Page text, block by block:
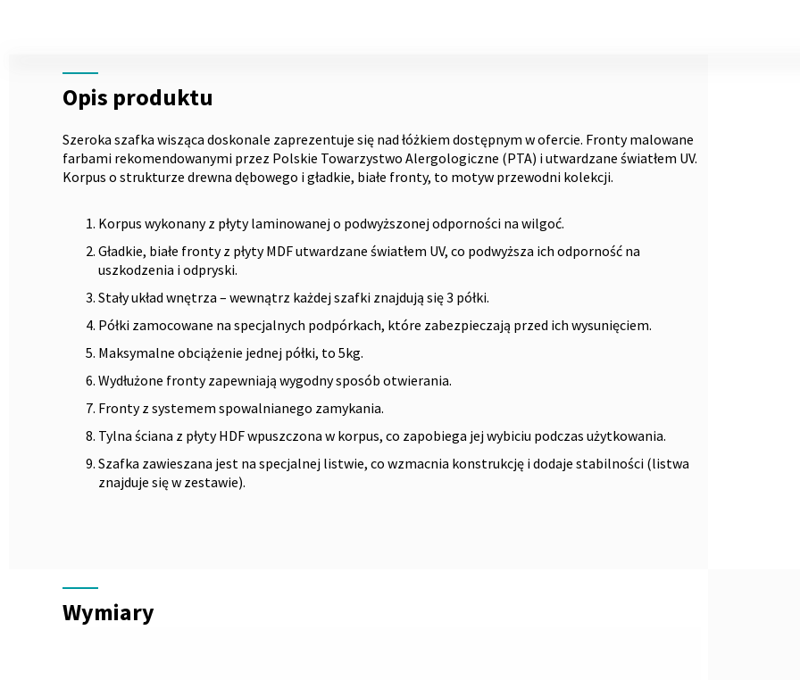
beginning
of
the
images
gallery
Opis produktu
Szeroka szafka wisząca doskonale zaprezentuje się nad łóżkiem dostępnym w ofercie. Fronty malowane
farbami rekomendowanymi przez Polskie Towarzystwo Alergologiczne (PTA) i utwardzane światłem UV.
Korpus o strukturze drewna dębowego i gładkie, białe fronty, to motyw przewodni kolekcji.
Korpus wykonany z płyty laminowanej o podwyższonej odporności na wilgoć.
Gładkie, białe fronty z płyty MDF utwardzane światłem UV, co podwyższa ich odporność na
uszkodzenia i odpryski.
Stały układ wnętrza – wewnątrz każdej szafki znajdują się 3 półki.
Półki zamocowane na specjalnych podpórkach, które zabezpieczają przed ich wysunięciem.
Maksymalne obciążenie jednej półki, to 5kg.
Wydłużone fronty zapewniają wygodny sposób otwierania.
Fronty z systemem spowalnianego zamykania.
Tylna ściana z płyty HDF wpuszczona w korpus, co zapobiega jej wybiciu podczas użytkowania.
Szafka zawieszana jest na specjalnej listwie, co wzmacnia konstrukcję i dodaje stabilności (listwa
znajduje się w zestawie).
Wymiary